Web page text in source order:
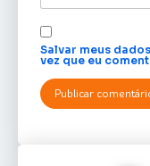
Salvar meus
vez que eu